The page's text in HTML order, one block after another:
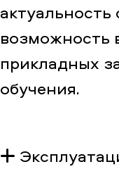
возможность
прикладных
обучения.